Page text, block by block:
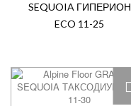
SEQUOIA ГИПЕРИОН
ECO 11-25